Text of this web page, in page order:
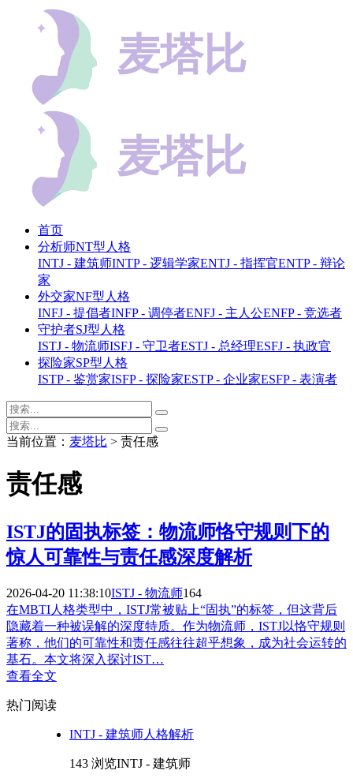
首页
分析师NT型人格
INTJ - 建筑师INTP - 逻辑学家ENTJ - 指挥官ENTP - 辩论
家
外交家NF型人格
INFJ - 提倡者INFP - 调停者ENFJ - 主人公ENFP - 竞选者
守护者SJ型人格
ISTJ - 物流师ISFJ - 守卫者ESTJ - 总经理ESFJ - 执政官
探险家SP型人格
ISTP - 鉴赏家ISFP - 探险家ESTP - 企业家ESFP - 表演者
当前位置： 麦塔比 > 责任感
责任感
ISTJ的固执标签：物流师恪守规则下的
惊人可靠性与责任感深度解析
2026-04-20 11:38:10ISTJ - 物流师164
在MBTI人格类型中，ISTJ常被贴上“固执”的标签，但这背后
隐藏着一种被误解的深度特质。作为物流师，ISTJ以恪守规则
著称，他们的可靠性和责任感往往超乎想象，成为社会运转的
基石。本文将深入探讨IST…
查看全文
热门阅读
INTJ - 建筑师人格解析
143 浏览INTJ - 建筑师